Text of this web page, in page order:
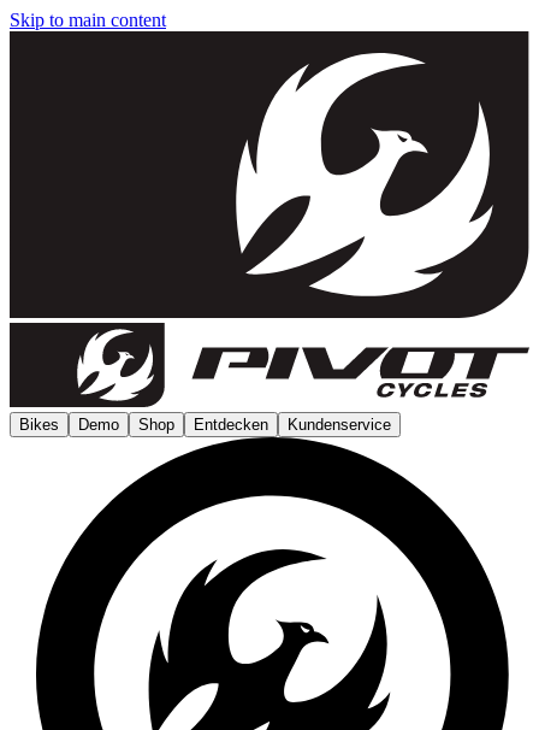
Skip to main content
Bikes Demo Shop Entdecken Kundenservice